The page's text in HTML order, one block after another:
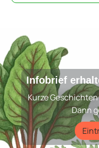
Infobrief
Kurze
Dann